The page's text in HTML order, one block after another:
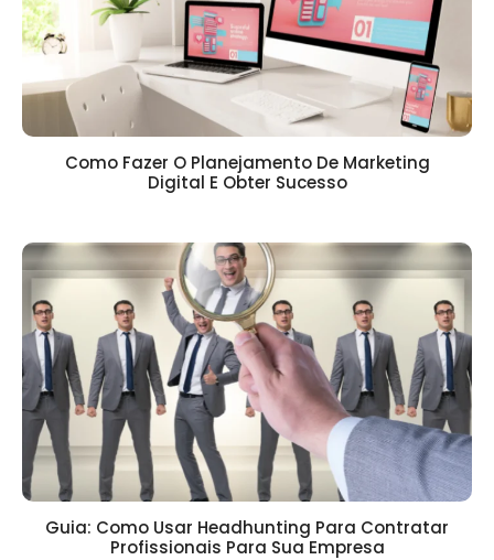
Como Fazer O Planejamento De Marketing
Digital E Obter Sucesso
Guia: Como Usar Headhunting Para Contratar
Profissionais Para Sua Empresa